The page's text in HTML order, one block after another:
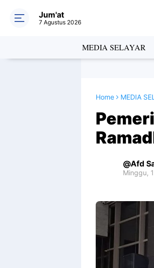
Jum'at
7 Agustus 2026
MEDIA SELAYAR
Home MEDIA
Afd
Minggu,